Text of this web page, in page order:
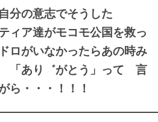
分の意志でそうした
ア達がモコモ公国を救っ
がいなかったらあの時み
「あり゛がとう」って 言
ら・・・！！！